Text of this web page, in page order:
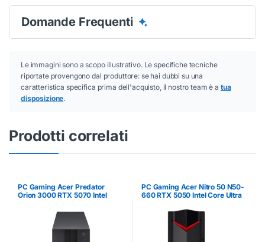
Domande Frequenti
Le immagini sono a scopo illustrativo. Le specifiche tecniche
riportate provengono dal produttore: se hai dubbi su una
caratteristica specifica prima dell'acquisto, il nostro team è a tua
disposizione.
Prodotti correlati
PC Gaming Acer Predator
Orion 3000 RTX 5070 Intel
PC Gaming Acer Nitro 50 N50-
660 RTX 5050 Intel Core Ultra